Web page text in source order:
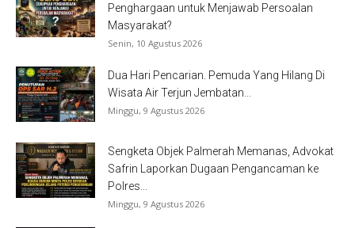
Penghargaan untuk Menjawab Persoalan
Masyarakat?
Senin, 10 Agustus 2026
Dua Hari Pencarian. Pemuda Yang Hilang Di
Wisata Air Terjun Jembatan...
Minggu, 9 Agustus 2026
Sengketa Objek Palmerah Memanas, Advokat
Safrin Laporkan Dugaan Pengancaman ke
Polres...
Minggu, 9 Agustus 2026